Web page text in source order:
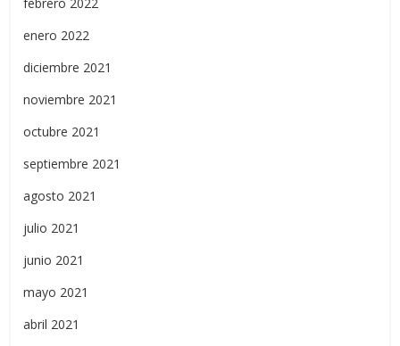
enero 2022
diciembre 2021
noviembre 2021
octubre 2021
septiembre 2021
agosto 2021
julio 2021
junio 2021
mayo 2021
abril 2021